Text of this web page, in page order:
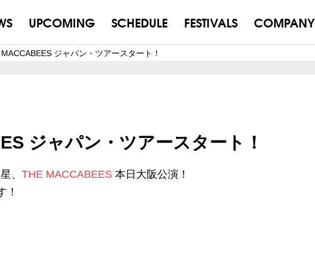
UPCOMING SCHEDULE FESTIVALS COMPANY
ジャパン・ツアースタート！
ジャパン・ツアースタート！
、 THE MACCABEES 本日大阪公演！
！